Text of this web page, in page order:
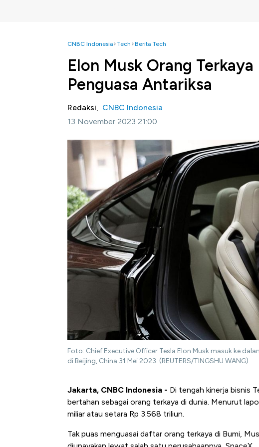
CNBC Indonesia Tech Berita Tech
Elon Musk Orang
Penguasa Antariksa
Redaksi, CNBC Indonesia
13 November 2023 21:00
Foto: Chief Executive Officer Tesla Elon Musk masuk ke
di Beijing, China 31 Mei 2023. (REUTERS/TINGSHU WANG)
Jakarta, CNBC Indonesia - Di tengah kinerja bisnis
bertahan sebagai orang terkaya di dunia. Menurut
miliar atau setara Rp 3.568 triliun.
Tak puas menguasai daftar orang terkaya di Bumi,